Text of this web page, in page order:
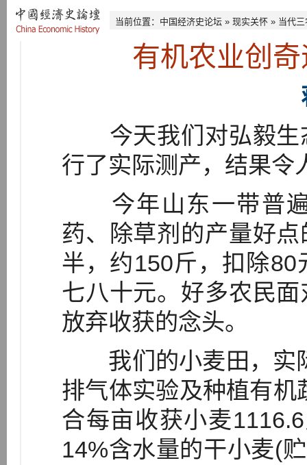
当前位置： 中国经济史论坛 » 现实关怀 » 当代三
有机农业创
今天我们对弘毅生
行了实际测产，结果令
今年山东一带普遍
药、除草剂的产量好
半，约150斤，扣除
七八十元。好多农民
放弃收获的念头。
我们的小麦田，实
排气体实验及种植有
合每亩收获小麦
14%含水量的干小麦(